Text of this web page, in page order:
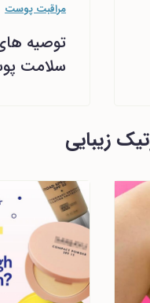
مراقبت پوست
توصیه
سلامت
زیبایی